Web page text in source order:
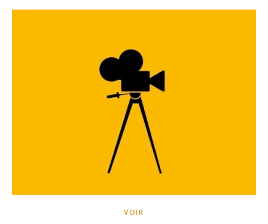
VOIR